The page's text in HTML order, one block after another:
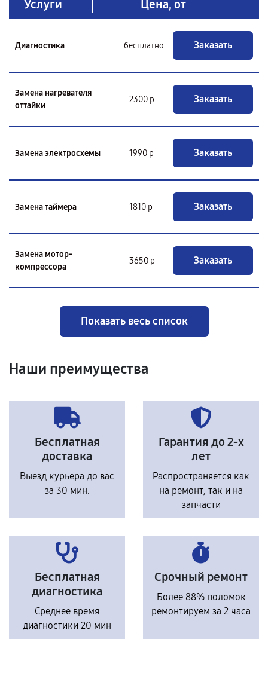
Услуги Цена, от
Диагностика бесплатно Заказать
Замена нагревателя
оттайки
2300 р Заказать
Замена электросхемы 1990 р Заказать
Замена таймера 1810 р Заказать
Замена мотор-
компрессора
3650 р Заказать
Показать весь список
Наши преимущества
Бесплатная
доставка
Выезд курьера до вас
за 30 мин.
Гарантия до 2-х
лет
Распространяется как
на ремонт, так и на
запчасти
Бесплатная
диагностика
Среднее время
диагностики 20 мин
Срочный ремонт
Более 88% поломок
ремонтируем за 2 часа